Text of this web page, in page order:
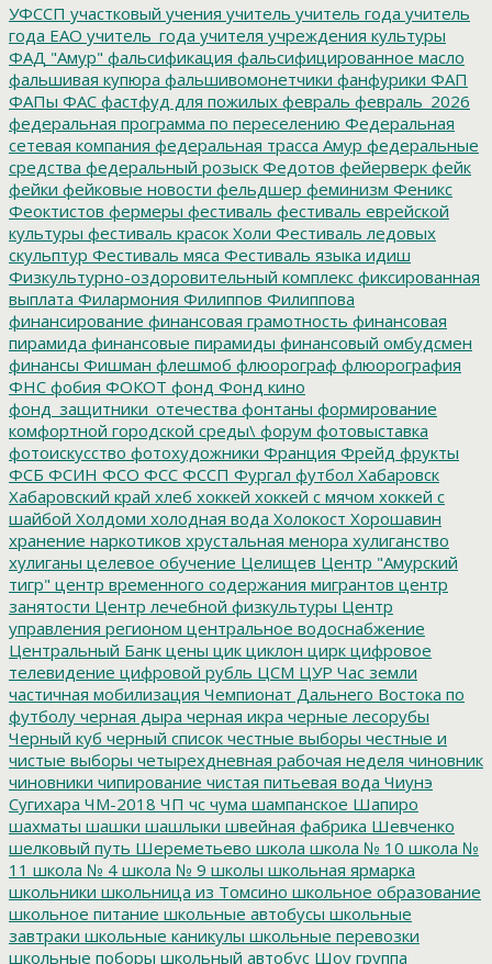
УФССП участковый учения учитель учитель года учитель
года ЕАО учитель_года учителя учреждения культуры
ФАД "Амур" фальсификация фальсифицированное масло
фальшивая купюра фальшивомонетчики фанфурики ФАП
ФАПы ФАС фастфуд для пожилых февраль февраль_2026
федеральная программа по переселению Федеральная
сетевая компания федеральная трасса Амур федеральные
средства федеральный розыск Федотов фейерверк фейк
фейки фейковые новости фельдшер феминизм Феникс
Феоктистов фермеры фестиваль фестиваль еврейской
культуры фестиваль красок Холи Фестиваль ледовых
скульптур Фестиваль мяса Фестиваль языка идиш
Физкультурно-оздоровительный комплекс фиксированная
выплата Филармония Филиппов Филиппова
финансирование финансовая грамотность финансовая
пирамида финансовые пирамиды финансовый омбудсмен
финансы Фишман флешмоб флюорограф флюорография
ФНС фобия ФОКОТ фонд Фонд кино
фонд_защитники_отечества фонтаны формирование
комфортной городской среды\ форум фотовыставка
фотоискусство фотохудожники Франция Фрейд фрукты
ФСБ ФСИН ФСО ФСС ФССП Фургал футбол Хабаровск
Хабаровский край хлеб хоккей хоккей с мячом хоккей с
шайбой Холдоми холодная вода Холокост Хорошавин
хранение наркотиков хрустальная менора хулиганство
хулиганы целевое обучение Целищев Центр "Амурский
тигр" центр временного содержания мигрантов центр
занятости Центр лечебной физкультуры Центр
управления регионом центральное водоснабжение
Центральный Банк цены цик циклон цирк цифровое
телевидение цифровой рубль ЦСМ ЦУР Час земли
частичная мобилизация Чемпионат Дальнего Востока по
футболу черная дыра черная икра черные лесорубы
Черный куб черный список честные выборы честные и
чистые выборы четырехдневная рабочая неделя чиновник
чиновники чипирование чистая питьевая вода Чиунэ
Сугихара ЧМ-2018 ЧП чс чума шампанское Шапиро
шахматы шашки шашлыки швейная фабрика Шевченко
шелковый путь Шереметьево школа школа № 10 школа №
11 школа № 4 школа № 9 школы школьная ярмарка
школьники школьница из Томсино школьное образование
школьное питание школьные автобусы школьные
завтраки школьные каникулы школьные перевозки
школьные поборы школьный автобус Шоу группа